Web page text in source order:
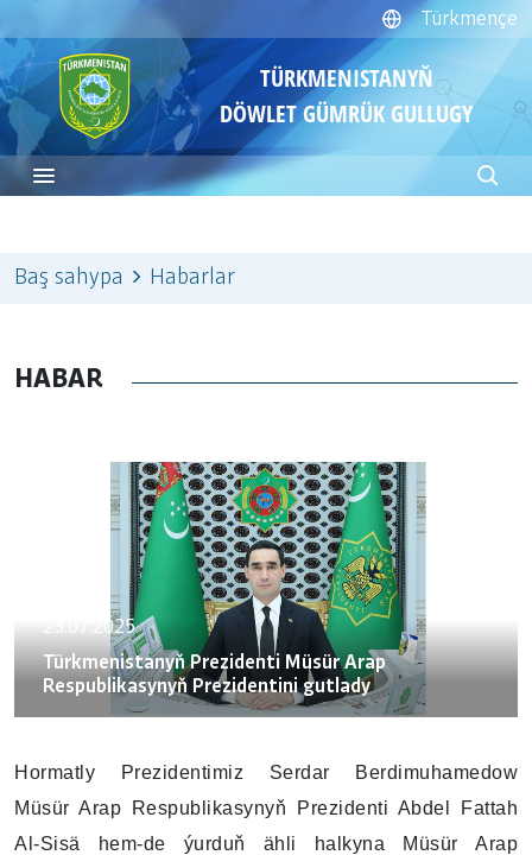
Türkmençe
TÜRKMENISTANYŇ
DÖWLET GÜMRÜK GULLUGY
Baş sahypa Habarlar
HABAR
23.07.2025
Türkmenistanyň Prezidenti Müsür Arap
Respublikasynyň Prezidentini gutlady
Hormatly Prezidentimiz Serdar Berdimuhamedow
Müsür Arap Respublikasynyň Prezidenti Abdel Fattah
Al-Sisä hem-de ýurduň ähli halkyna Müsür Arap